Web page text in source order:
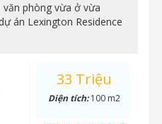
phòng vừa ở vừa
án Lexington Residence
33 Triệu
Diện tích:100 m2